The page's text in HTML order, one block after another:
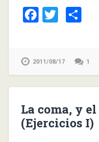
Facebook
Twitter
2011/08/17 1
La coma, y
(Ejercicios I)